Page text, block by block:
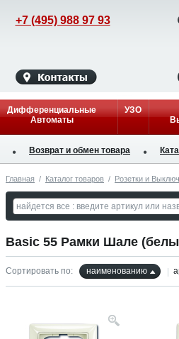
+7 (495) 988 97 93
Дифференциальные
Автоматы
УЗО
Возврат и обмен товара
Главная / Каталог товаров / Розетки и
Basic 55 Рамки Шале
Сортировать по: наименованию